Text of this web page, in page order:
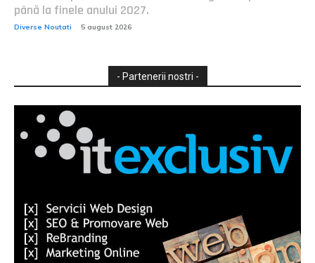
până la finele anului 2027.
Diverse Noutati 5 august 2026
- Partenerii nostri -